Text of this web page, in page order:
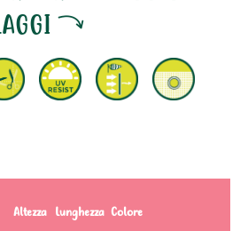
Altezza Lunghezza Colore